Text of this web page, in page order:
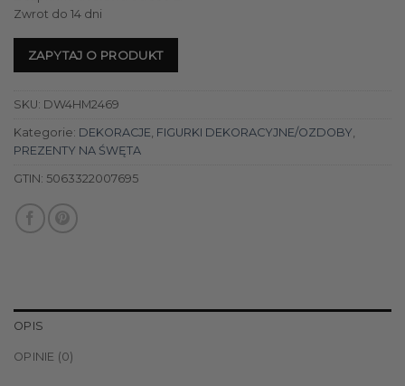
Zwrot do 14 dni
ZAPYTAJ O PRODUKT
SKU: DW4HM2469
Kategorie: DEKORACJE FIGURKI DEKORACYJNE/OZDOBY
PREZENTY NA ŚWĘTA
GTIN: 5063322007695
OPIS
OPINIE (0)